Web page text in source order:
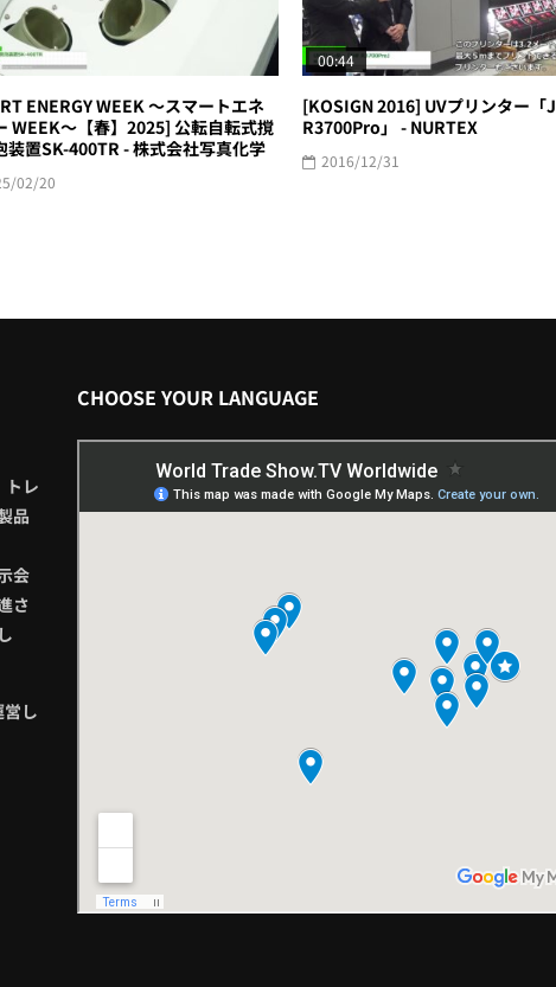
ENERGY WEEK ～スマートエネ
WEEK～【春】2025] 公転自転式撹
装置SK-400TR - 株式会社写真化学
02/20
00:44
[KOSIGN 2016] UVプリンター「
R3700Pro」 - NURTEX
2016/12/31
トレ
品
会
さ
し
CHOOSE YOUR LANGUAGE